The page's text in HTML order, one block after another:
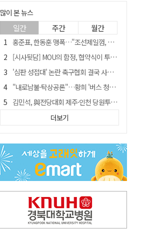
많이 본 뉴스
일간 주간 월간
홍준표, 한동훈 맹폭…"조선제일껌, 권력에 살고 권력에 죽었다"
[시사뒷담] MOU의 함정, 협약식이 투자 확정은 아니긴 해
'심판 성접대' 논란 축구협회 결국 사과…"깊이 반성, 쇄신하겠다"
"내로남불·탁상공론"…황희 '버스 청년주택' 제안에 與 내부서도 쓴소리
김민석, 與전당대회 제주·인천 당원투표서 승리…누적 득표는 '초박빙'
"경로당 통장에 비밀번호가 적혀 있다"…전국 돌며 경로당 13곳 턴 30대 구속
휠체어 환자 발로 밀어 숨지게 한 70대 간병인…2심도 집행유예
"침대에 결박, 탈진"…평생 교회서 산 11세 남아, 병원 이송 끝 숨져
[금주의 이슈] 하늘의 외계인, 바다의 귀향자…영화 '호프'와 '오디세이'
더보기